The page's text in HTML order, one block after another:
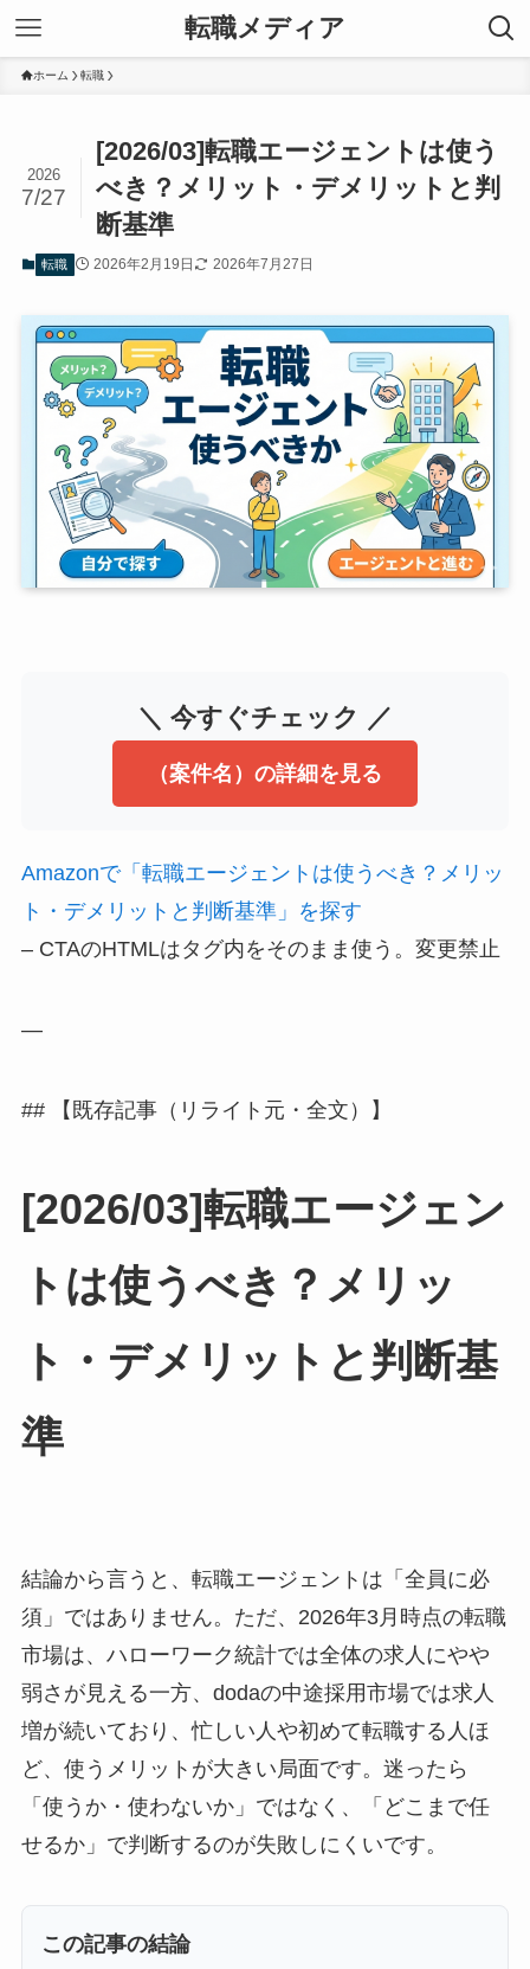
転職メディア
ホーム 転職
[2026/03]転職エージェントは使う
べき？メリット・デメリットと判
断基準
2026
7/27
転職 2026年2月19日 2026年7月27日
＼ 今すぐチェック ／
（案件名）の詳細を見る
Amazonで「転職エージェントは使うべき？メリッ
ト・デメリットと判断基準」を探す
– CTAのHTMLはタグ内をそのまま使う。変更禁止
—
## 【既存記事（リライト元・全文）】
[2026/03]転職エージェン
トは使うべき？メリッ
ト・デメリットと判断基
準
結論から言うと、転職エージェントは「全員に必
須」ではありません。ただ、2026年3月時点の転職
市場は、ハローワーク統計では全体の求人にやや
弱さが見える一方、dodaの中途採用市場では求人
増が続いており、忙しい人や初めて転職する人ほ
ど、使うメリットが大きい局面です。迷ったら
「使うか・使わないか」ではなく、「どこまで任
せるか」で判断するのが失敗しにくいです。
この記事の結論